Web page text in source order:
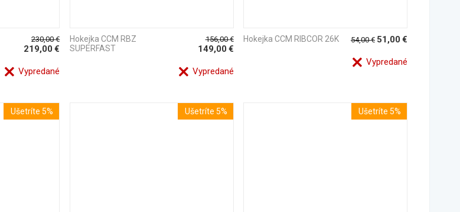
230,00 €
219,00 €
Vypredané
Hokejka CCM RBZ
SUPERFAST
156,00 €
149,00 €
Vypredané
Hokejka CCM RIBCOR 26K 54,00 € 51,00 €
Vypredané
Ušetríte 5% Ušetríte 5% Ušetríte 5%